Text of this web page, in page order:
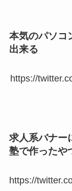
本気のパソコ
出来る
https://
求人系バナー
塾で作ったや
https://